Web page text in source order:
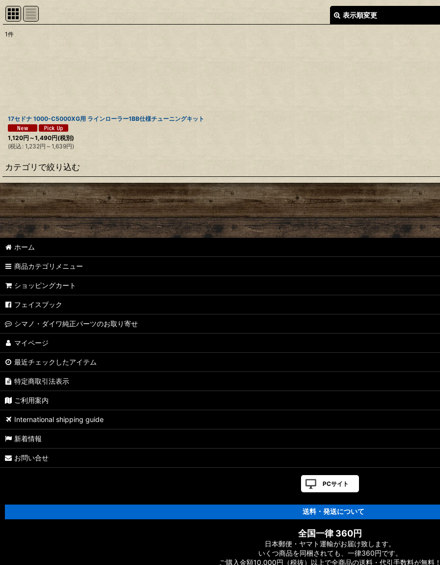
表示順変更
表示数
1件
17セドナ 1000-C5000XG用 ラインローラー1BB仕様チューニングキット
1,120円 ～1,490円(税別)
(税込 : 1,232円 ～1,639円)
カテゴリで絞り込む
【シマノ】22ステラ［STELLA］対応 カスタムパーツ
【シマノ】18-19ステラ［STELLA］対応 カスタムパーツ
【シマノ】14ステラ［STELLA］対応 カスタムパーツ
【シマノ】10ステラ［STELLA］対応 カスタムパーツ
【シマノ】07ステラ［STELLA］対応 カスタムパーツ
【シマノ】19-22ステラSW［STELLA SW］対応 カスタムパーツ
【シマノ】13ステラSW［STELLA SW］対応 カスタムパーツ
【シマノ】08ステラSW［STELLA SW］対応 カスタムパーツ
【シマノ】01ステラSW［STELLA SW］対応 カスタムパーツ
【シマノ】19ヴァンキッシュ［VANQUISH］対応 カスタムパーツ
17ヴァンキッシュFW用
【シマノ】16ヴァンキッシュ・17ヴァンキッシュFW［VANQUISH］対応 カスタムパーツ
【シマノ】12-13ヴァンキッシュ&リミテッド［VANQUISH］対応 カスタムパーツ
ホーム
商品カテゴリメニュー
ショッピングカート
フェイスブック
シマノ・ダイワ純正パーツのお取り寄せ
マイページ
最近チェックしたアイテム
特定商取引法表示
ご利用案内
International shipping guide
新着情報
お問い合せ
PCサイト
送料・発送について
全国一律 360円
日本郵便・ヤマト運輸がお届け致します。
いくつ商品を同梱されても、一律360円です。
ご購入金額10,000円（税抜）以上で全商品の送料・代引手数料が無料